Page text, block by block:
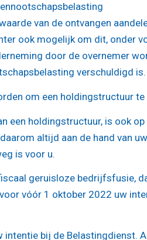
van de ontvangen
ook mogelijk om dit, onder
door de overnemer
verschuldigd is.
om een holdingstructuur te
een holdingstructuur, is ook
altijd aan de hand van
is voor u.
geruisloze bedrijfsfusie,
vóór 1 oktober 2022 uw
bij de Belastingdienst.